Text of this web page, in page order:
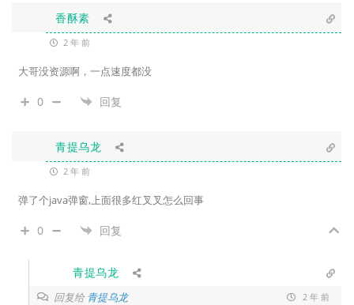
香酥素
2 年 前
大哥没资源啊，一点速度都没
0 回复
青提乌龙
2 年 前
弹了个java弹窗,上面很多红叉叉怎么回事
0 回复
青提乌龙
回复给青提乌龙 2 年 前